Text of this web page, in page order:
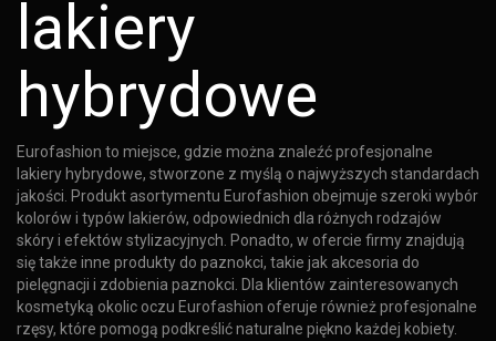
lakiery
hybrydowe
Eurofashion to miejsce, gdzie można znaleźć profesjonalne
lakiery hybrydowe, stworzone z myślą o najwyższych standardach
jakości. Produkt asortymentu Eurofashion obejmuje szeroki wybór
kolorów i typów lakierów, odpowiednich dla różnych rodzajów
skóry i efektów stylizacyjnych. Ponadto, w ofercie firmy znajdują
się także inne produkty do paznokci, takie jak akcesoria do
pielęgnacji i zdobienia paznokci. Dla klientów zainteresowanych
kosmetyką okolic oczu Eurofashion oferuje również profesjonalne
rzęsy, które pomogą podkreślić naturalne piękno każdej kobiety.